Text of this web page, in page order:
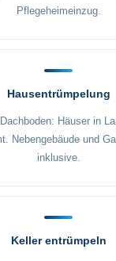
Pflegeheimeinzug.
Hausentrümpelung
Häuser in
Nebengebäude und
inklusive.
Keller entrümpeln